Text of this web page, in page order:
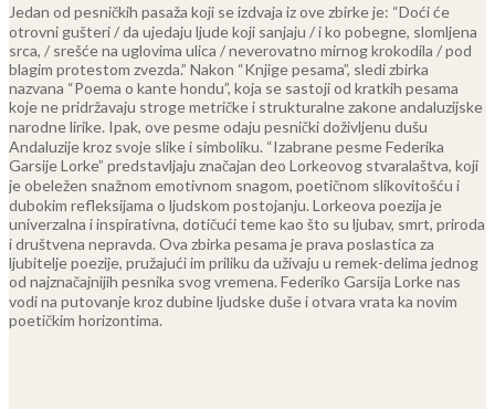
Jedan od pesničkih pasaža koji se izdvaja iz ove zbirke je: “Doći će
otrovni gušteri / da ujedaju ljude koji sanjaju / i ko pobegne, slomljena
srca, / srešće na uglovima ulica / neverovatno mirnog krokodila / pod
blagim protestom zvezda.” Nakon “Knjige pesama”, sledi zbirka
nazvana “Poema o kante hondu”, koja se sastoji od kratkih pesama
koje ne pridržavaju stroge metričke i strukturalne zakone andaluzijske
narodne lirike. Ipak, ove pesme odaju pesnički doživljenu dušu
Andaluzije kroz svoje slike i simboliku. “Izabrane pesme Federika
Garsije Lorke” predstavljaju značajan deo Lorkeovog stvaralaštva, koji
je obeležen snažnom emotivnom snagom, poetičnom slikovitošću i
dubokim refleksijama o ljudskom postojanju. Lorkeova poezija je
univerzalna i inspirativna, dotičući teme kao što su ljubav, smrt, priroda
i društvena nepravda. Ova zbirka pesama je prava poslastica za
ljubitelje poezije, pružajući im priliku da uživaju u remek-delima jednog
od najznačajnijih pesnika svog vremena. Federiko Garsija Lorke nas
vodi na putovanje kroz dubine ljudske duše i otvara vrata ka novim
poetičkim horizontima.